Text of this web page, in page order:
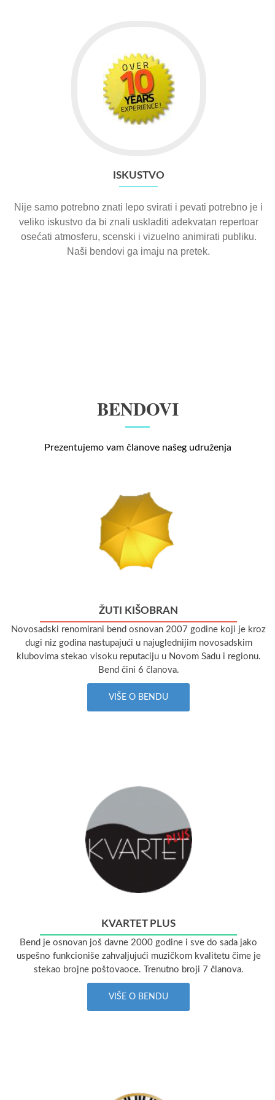
ISKUSTVO
Nije samo potrebno znati lepo svirati i pevati potrebno je i
veliko iskustvo da bi znali uskladiti adekvatan repertoar
osećati atmosferu, scenski i vizuelno animirati publiku.
Naši bendovi ga imaju na pretek.
BENDOVI
Prezentujemo vam članove našeg udruženja
ŽUTI KIŠOBRAN
Novosadski renomirani bend osnovan 2007 godine koji je kroz
dugi niz godina nastupajući u najuglednijim novosadskim
klubovima stekao visoku reputaciju u Novom Sadu i regionu.
Bend čini 6 članova.
VIŠE O BENDU
KVARTET PLUS
Bend je osnovan još davne 2000 godine i sve do sada jako
uspešno funkcioniše zahvaljujući muzičkom kvalitetu čime je
stekao brojne poštovaoce. Trenutno broji 7 članova.
VIŠE O BENDU